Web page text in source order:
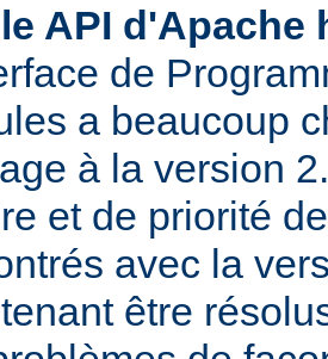
API d'Apache
de
a beaucoup
à la version
et de priorité
avec la
être